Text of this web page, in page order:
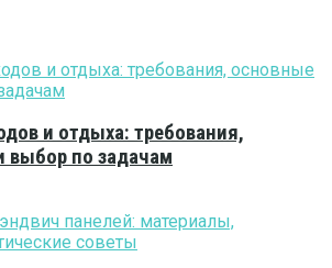
и отдыха: требования,
выбор по задачам